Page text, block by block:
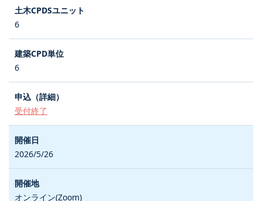
6
6
受付終了
2026/5/26
オンライン(Zoom)